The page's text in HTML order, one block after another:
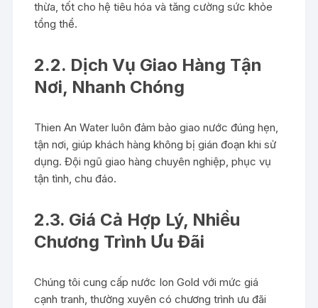
thừa, tốt cho hệ tiêu hóa và tăng cường sức khỏe
tổng thể.
2.2. Dịch Vụ Giao Hàng Tận
Nơi, Nhanh Chóng
Thien An Water luôn đảm bảo giao nước đúng hẹn,
tận nơi, giúp khách hàng không bị gián đoạn khi sử
dụng. Đội ngũ giao hàng chuyên nghiệp, phục vụ
tận tình, chu đáo.
2.3. Giá Cả Hợp Lý, Nhiều
Chương Trình Ưu Đãi
Chúng tôi cung cấp nước Ion Gold với mức giá
cạnh tranh, thường xuyên có chương trình ưu đãi